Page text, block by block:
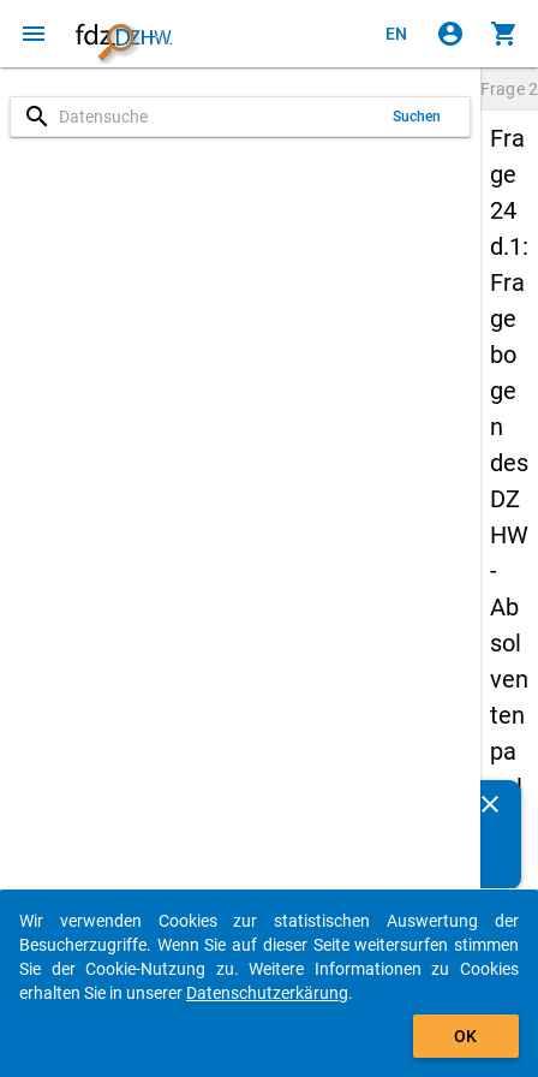
menu EN account_circle shopping_cart
search Suchen
Frage
Fra
ge
24
d.1:
Fra
ge
bo
ge
n
des
DZ
HW
-
Ab
sol
ven
ten
pa
nel
05
-
drit
clear
auto_stories
add_shopping_cart
Wir verwenden Cookies zur statistischen Auswertung der
Besucherzugriffe. Wenn Sie auf dieser Seite weitersurfen stimmen
Sie der Cookie-Nutzung zu. Weitere Informationen zu Cookies
erhalten Sie in unserer Datenschutzerkärung.
OK